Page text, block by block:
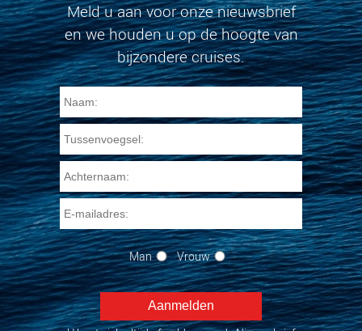
Meld u aan voor onze nieuwsbrief
en we houden u op de hoogte van
bijzondere cruises.
Man Vrouw